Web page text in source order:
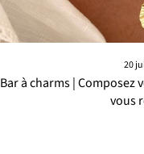
20
Bar à charms |
vous